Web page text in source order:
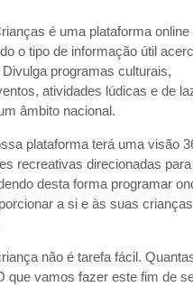
é uma plataforma online
o tipo de informação útil
programas culturais,
atividades lúdicas e de
âmbito nacional.
plataforma terá uma visão
recreativas direcionadas
desta forma programar
a si e às suas
não é tarefa fácil.
que vamos fazer este fim de